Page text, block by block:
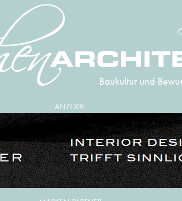
Baukultur und
ANZEIGE